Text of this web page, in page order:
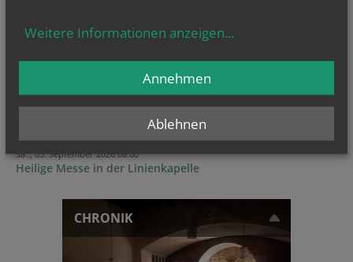
TERMINE
Maria Himmelfahrt, 8:00 Hl. Messe, 9:15...
So.., 30. August 2026 09:30
Geburtstagsmesse für alle im August Geborenen
Sa.., 05. September 2026 08:00
Heilige Messe in der Linienkapelle
CHRONIK
Weitere Informationen anzeigen...
Ablehnen
Annehmen